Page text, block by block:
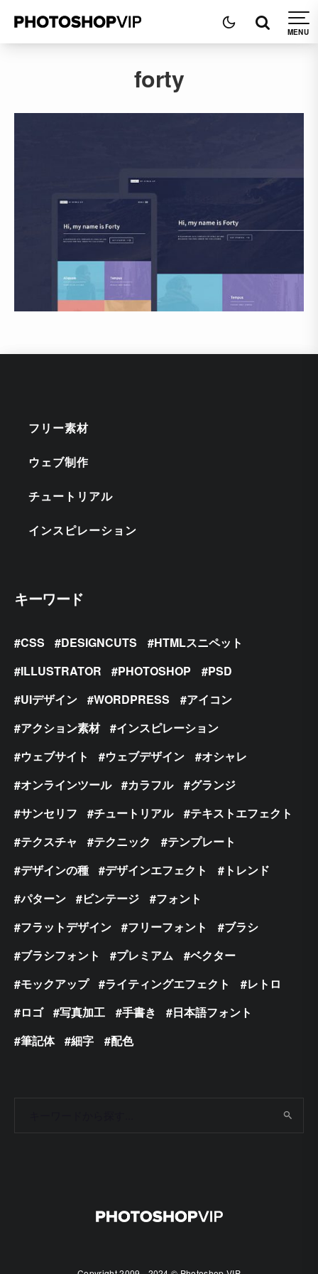
forty
フリー素材
ウェブ制作
チュートリアル
インスピレーション
キーワード
CSS DESIGNCUTS
HTMLスニペット
ILLUSTRATOR
PHOTOSHOP
PSD
UIデザイン
WORDPRESS
アイコン
アクション素材
インスピレーション
ウェブサイト
ウェブデザイン
オシャレ
オンラインツール
カラフル
グランジ
サンセリフ
チュートリアル
テキストエフェクト
テクスチャ
テクニック
テンプレート
デザインの種
デザインエフェクト
トレンド
パターン
ビンテージ
フォント
フラットデザイン
フリーフォント
ブラシ
ブラシフォント
プレミアム
ベクター
モックアップ
ライティングエフェクト
レトロ
ロゴ
写真加工 手書き
日本語フォント
筆記体
細字 配色